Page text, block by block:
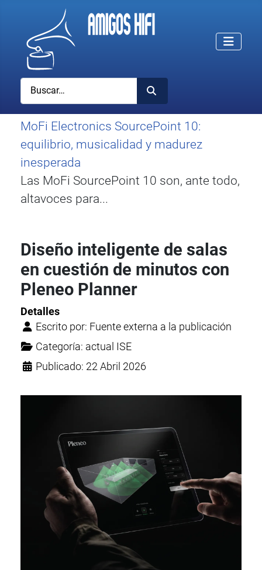
Buscar
MoFi Electronics SourcePoint 10:
equilibrio, musicalidad y madurez
inesperada
Las MoFi SourcePoint 10 son, ante todo,
altavoces para...
Diseño inteligente de salas
en cuestión de minutos con
Pleneo Planner
Detalles
Escrito por: Fuente externa a la publicación
Categoría: actual ISE
Publicado: 22 Abril 2026